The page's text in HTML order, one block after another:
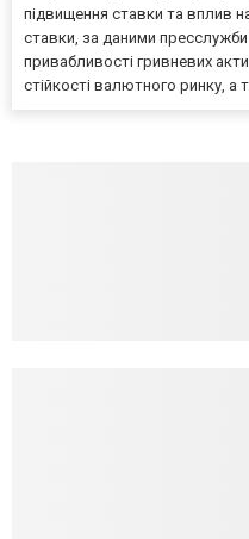
підвищення ставки та вплив
ставки, за даними
привабливості гривневих
стійкості валютного ринку, а